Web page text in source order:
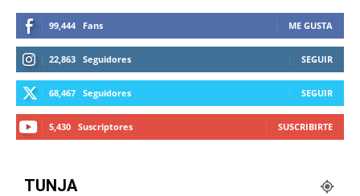
99,444 Fans ME GUSTA
22,863 Seguidores SEGUIR
68,467 Seguidores SEGUIR
5,430 Suscriptores SUSCRIBIRTE
TUNJA